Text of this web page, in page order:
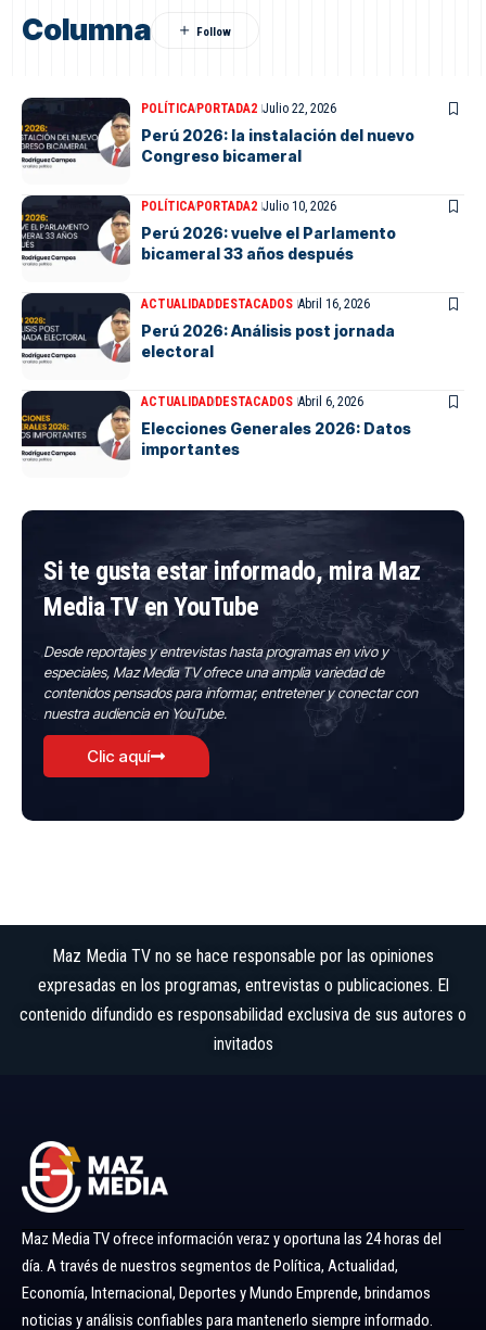
Columna
POLÍTICAPORTADA2 Julio 22, 2026
Perú 2026: la instalación del nuevo
Congreso bicameral
POLÍTICAPORTADA2 Julio 10, 2026
Perú 2026: vuelve el Parlamento
bicameral 33 años después
ACTUALIDADDESTACADOS Abril 16, 2026
Perú 2026: Análisis post jornada
electoral
ACTUALIDADDESTACADOS Abril 6, 2026
Elecciones Generales 2026: Datos
importantes
Si te gusta estar informado, mira Maz
Media TV en YouTube
Desde reportajes y entrevistas hasta programas en vivo y
especiales, Maz Media TV ofrece una amplia variedad de
contenidos pensados para informar, entretener y conectar con
nuestra audiencia en YouTube.
Clic aquí
Maz Media TV no se hace responsable por las opiniones
expresadas en los programas, entrevistas o publicaciones. El
contenido difundido es responsabilidad exclusiva de sus autores o
invitados
Maz Media TV ofrece información veraz y oportuna las 24 horas del
día. A través de nuestros segmentos de Política, Actualidad,
Economía, Internacional, Deportes y Mundo Emprende, brindamos
noticias y análisis confiables para mantenerlo siempre informado.